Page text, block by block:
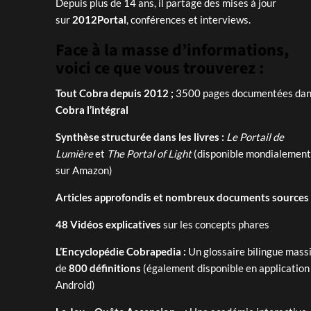
sur 2012Portal , conférences et interviews.
Face à la masse d’informations,
voici ce que vous trouverez :
Tout Cobra depuis 2012 ; 3500 pages documentées
Cobra l’intégral
Synthèse structurée dans les livres : Le Portail de
Lumièreet The Portal of Light(disponible mondialement
sur Amazon)
Articles approfondis et nombreux documents sources
48 Vidéos explicatives sur les concepts phares
L’Encyclopédie Cobrapedia : Un glossaire bilingue
de800 définitions (également disponible en application
Android)